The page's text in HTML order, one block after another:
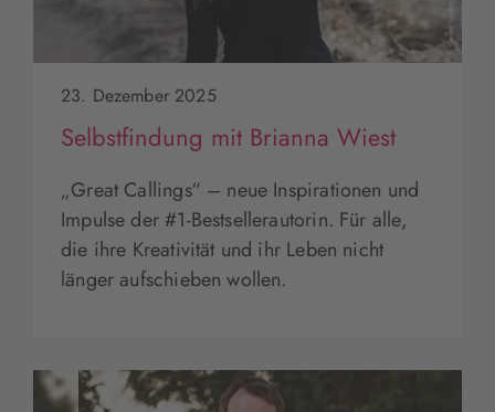
23. Dezember 2025
Selbstfindung mit Brianna Wiest
„Great Callings“ – neue Inspirationen und
Impulse der #1-Bestsellerautorin. Für alle,
die ihre Kreativität und ihr Leben nicht
länger aufschieben wollen.